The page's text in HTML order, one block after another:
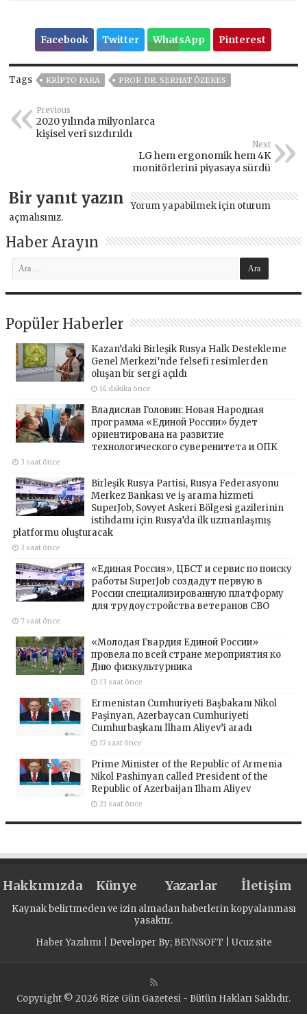
Facebook Twitter WhatsApp Pinterest
Tags KRIPTO PARA PROF. DR. SERHAT ÖZEKES
Previous
2020 yılında milyonlarca
kişisel veri sızdırıldı
Next
LG hem ergonomik hem 4K
monitörlerini piyasaya sürdü
Bir yanıt yazın Yorum yapabilmek için oturum
açmalısınız.
Haber Arayın
Popüler Haberler
Kazan’daki Birleşik Rusya Halk Destekleme
Genel Merkezi’nde felsefi resimlerden
oluşan bir sergi açıldı
14 dakika önce
Владислав Головин: Новая Народная
программа «Единой России» будет
ориентирована на развитие
технологического суверенитета и ОПК
3 saat önce
Birleşik Rusya Partisi, Rusya Federasyonu
Merkez Bankası ve iş arama hizmeti
SuperJob, Sovyet Askeri Bölgesi gazilerinin
istihdamı için Rusya’da ilk uzmanlaşmış
platformu oluşturacak
3 saat önce
«Единая Россия», ЦБСТ и сервис по поиску
работы SuperJob создадут первую в
России специализированную платформу
для трудоустройства ветеранов СВО
7 saat önce
«Молодая Гвардия Единой России»
провела по всей стране мероприятия ко
Дню физкультурника
13 saat önce
Ermenistan Cumhuriyeti Başbakanı Nikol
Paşinyan, Azerbaycan Cumhuriyeti
Cumhurbaşkanı İlham Aliyev’i aradı
17 saat önce
Prime Minister of the Republic of Armenia
Nikol Pashinyan called President of the
Republic of Azerbaijan Ilham Aliyev
21 saat önce
Hakkımızda Künye Yazarlar İletişim
Kaynak belirtmeden ve izin almadan haberlerin kopyalanması
yasaktır.
Haber Yazılımı| Developer By; BEYNSOFT Ucuz site
Copyright © 2026 Rize Gün Gazetesi - Bütün Hakları Saklıdır.